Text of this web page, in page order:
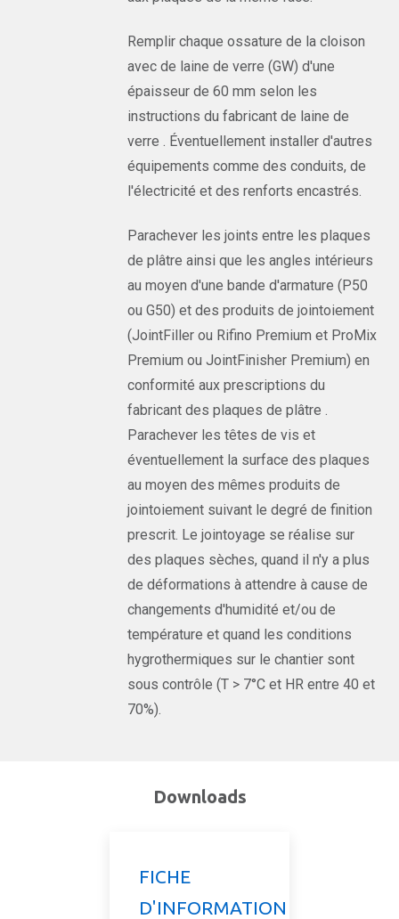
Remplir chaque ossature de la cloison
avec de laine de verre (GW) d'une
épaisseur de 60 mm selon les
instructions du fabricant de laine de
verre . Éventuellement installer d'autres
équipements comme des conduits, de
l'électricité et des renforts encastrés.
Parachever les joints entre les plaques
de plâtre ainsi que les angles intérieurs
au moyen d'une bande d'armature (P50
ou G50) et des produits de jointoiement
(JointFiller ou Rifino Premium et ProMix
Premium ou JointFinisher Premium) en
conformité aux prescriptions du
fabricant des plaques de plâtre .
Parachever les têtes de vis et
éventuellement la surface des plaques
au moyen des mêmes produits de
jointoiement suivant le degré de finition
prescrit. Le jointoyage se réalise sur
des plaques sèches, quand il n'y a plus
de déformations à attendre à cause de
changements d'humidité et/ou de
température et quand les conditions
hygrothermiques sur le chantier sont
sous contrôle (T > 7°C et HR entre 40 et
70%).
Downloads
FICHE
D'INFORMATION